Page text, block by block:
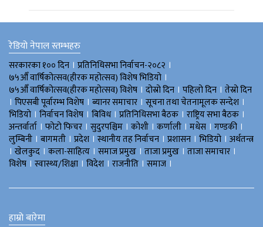
रेडियो नेपाल स्तम्भहरु
सरकारका १०० दिन । प्रतिनिधिसभा निर्वाचन-२०८२ ।
७५औँ वार्षिकोत्सव(हीरक महोत्सव) विशेष भिडियाे ।
७५औँ वार्षिकोत्सव(हीरक महोत्सव) विशेष । दोस्रो दिन । पहिलो दिन । तेस्रो दिन
। पिएसबी पूर्वारम्भ विशेष । ब्यानर समाचार । सूचना तथा चेतनामूलक सन्देश ।
भिडियाे । निर्वाचन विशेष । बिविध। प्रतिनिधिसभा बैठक । राष्ट्रिय सभा बैठक ।
अन्तर्वार्ता । फोटो फिचर । सुदुरपश्चिम । काेशी । कर्णाली । मधेस । गण्डकी ।
लुम्बिनी । बागमती । प्रदेश । स्थानीय तह निर्वाचन । प्रशासन । भिडियो । अर्थतन्त्र
। खेलकुद । कला-साहित्य । समाज प्रमुख । ताजा प्रमुख । ताजा समाचार ।
विशेष । स्वास्थ्य/शिक्षा । विदेश । राजनीति । समाज ।
हाम्रो बारेमा